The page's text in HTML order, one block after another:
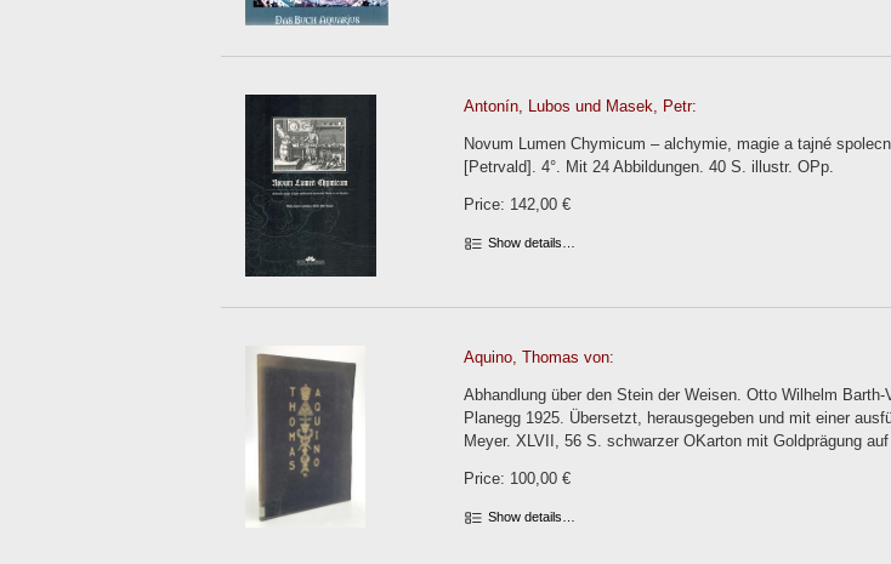
Antonín, Lubos und Masek, Petr:
Novum Lumen Chymicum – alchymie, magie a tajné
[Petrvald]. 4°. Mit 24 Abbildungen. 40 S. illustr. OPp.
Price: 142,00 €
Show details…
Aquino, Thomas von:
Abhandlung über den Stein der Weisen. Otto Wilhelm
Planegg 1925. Übersetzt, herausgegeben und mit einer
Meyer. XLVII, 56 S. schwarzer OKarton mit Goldprägung
Price: 100,00 €
Show details…